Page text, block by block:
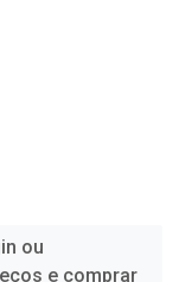
ou
e comprar